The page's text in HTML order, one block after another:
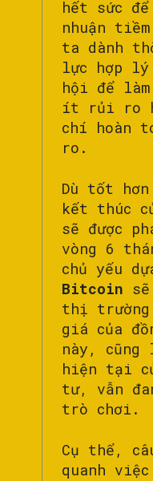
hết sức
nhuận
ta dành
lực hợp
hội để
ít rủi ro
chí hoàn
ro.
Dù tốt
kết thúc
sẽ được
vòng 6
chủ yếu
Bitcoin
thị trường
giá của
này, cũng
hiện tại
tư, vẫn
trò chơi.
Cụ thể,
quanh